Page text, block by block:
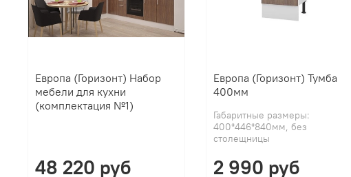
Европа (Горизонт) Набор
мебели для кухни
(комплектация №1)
48 220 руб
Европа (Горизонт) Тумба
400мм
Габаритные размеры:
400*446*840мм, без
столещницы
2 990 руб